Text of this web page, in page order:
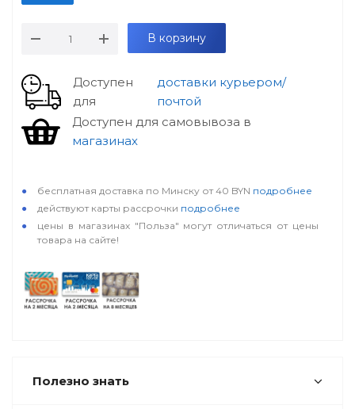
В корзину
Доступен
для
доставки курьером/
почтой
Доступен для самовывоза в
магазинах
бесплатная доставка по Минску от 40 BYN подробнее
действуют карты рассрочки подробнее
цены в магазинах "Польза" могут отличаться от цены
товара на сайте!
Полезно знать